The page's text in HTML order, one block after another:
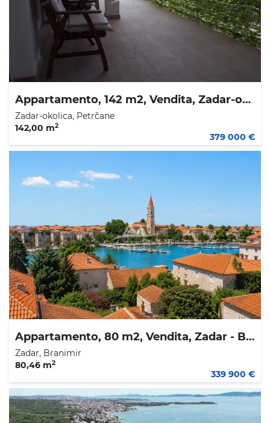
Appartamento, 142 m2, Vendita, Zadar-okolica - Petrčane
Zadar-okolica, Petrčane
142,00 m2
379 000 €
Appartamento, 80 m2, Vendita, Zadar - Branimir
Zadar, Branimir
80,46 m2
339 900 €